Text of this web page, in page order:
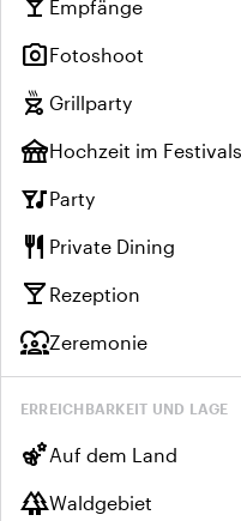
local_bar Empfänge
photo_cameraFotoshoot
outdoor_grill Grillparty
festivalHochzeit im
nightlifeParty
restaurant Private Dining
local_bar Rezeption
diversity_1Zeremonie
ERREICHBARKEIT UND LAGE
emoji_natureAuf dem Land
forestWaldgebiet